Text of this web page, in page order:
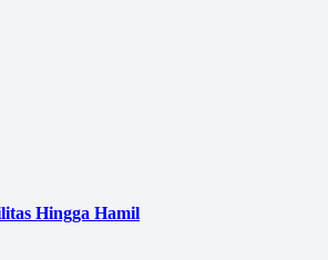
Hingga Hamil